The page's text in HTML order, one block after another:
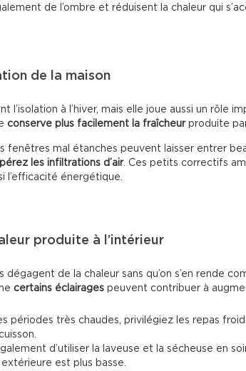
de l’ombre et réduisent la chaleur qui
de la maison
l’isolation à l’hiver, mais elle joue aussi un rôle
conserve plus facilement la fraîcheurproduite
fenêtres mal étanches peuvent laisser entrer
les infiltrations d’air. Ces petits correctifs
l’efficacité énergétique.
produite à l’intérieur
dégagent de la chaleur sans qu’on s’en rende
certains éclairages peuvent contribuer à
périodes très chaudes, privilégiez les repas
d’utiliser la laveuse et la sécheuse en
est plus basse.